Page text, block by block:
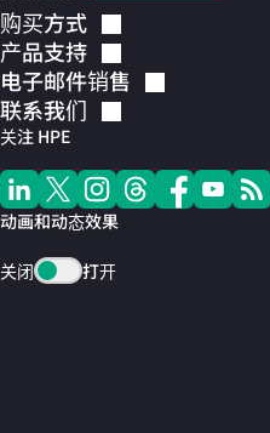
购买方式
产品支持
电子邮件销售
联系我们
关注 HPE
动画和动态效果
关闭 打开